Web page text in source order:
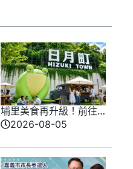
埔里美食再升級！前往
日月潭日月町年度新菜
2026-08-05